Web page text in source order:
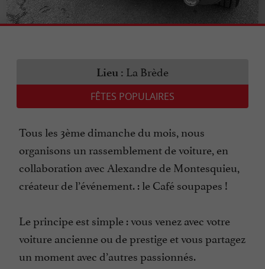
Lieu : La Brède
FÊTES POPULAIRES
Tous les 3ème dimanche du mois, nous
organisons un rassemblement de voiture, en
collaboration avec Alexandre de Montesquieu,
créateur de l’événement. : le Café soupapes !
Le principe est simple : vous venez avec votre
voiture ancienne ou de prestige et vous partagez
un moment avec d’autres passionnés.